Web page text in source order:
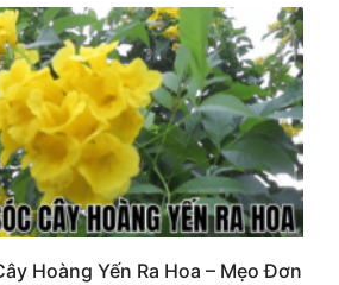
Hoàng Yến Ra Hoa – Mẹo Đơn